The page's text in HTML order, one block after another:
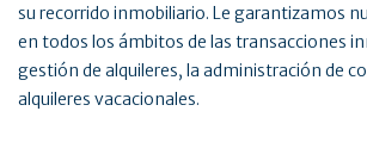
su recorrido inmobiliario. Le garantizamos
en todos los ámbitos de las transacciones
gestión de alquileres, la administración de
alquileres vacacionales.